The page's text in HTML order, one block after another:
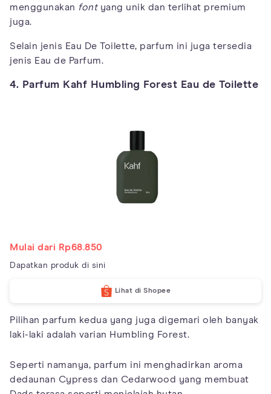
menggunakan fontyang unik dan terlihat premium
juga.
Selain jenis Eau De Toilette, parfum ini juga tersedia
jenis Eau de Parfum.
4. Parfum Kahf Humbling Forest Eau de Toilette
Mulai dari Rp68.850
Dapatkan produk di sini
Lihat di Shopee
Pilihan parfum kedua yang juga digemari oleh banyak
laki-laki adalah varian Humbling Forest.
Seperti namanya, parfum ini menghadirkan aroma
dedaunan Cypress dan Cedarwood yang membuat